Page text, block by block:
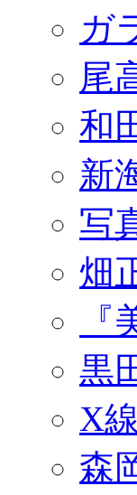
ガ
尾
和
新
写
畑
黒
X
森